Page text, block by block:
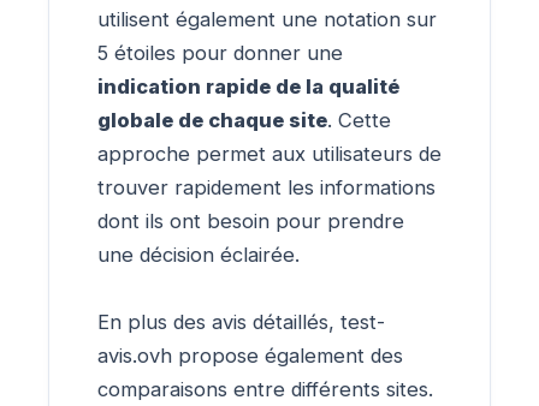
utilisent également une notation sur
5 étoiles pour donner une
indication rapide de la qualité
globale de chaque site. Cette
approche permet aux utilisateurs de
trouver rapidement les informations
dont ils ont besoin pour prendre
une décision éclairée.
En plus des avis détaillés, test-
avis.ovh propose également des
comparaisons entre différents sites.